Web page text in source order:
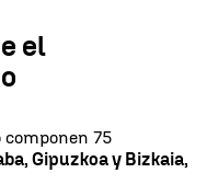
el
componen 75
Gipuzkoa y Bizkaia,